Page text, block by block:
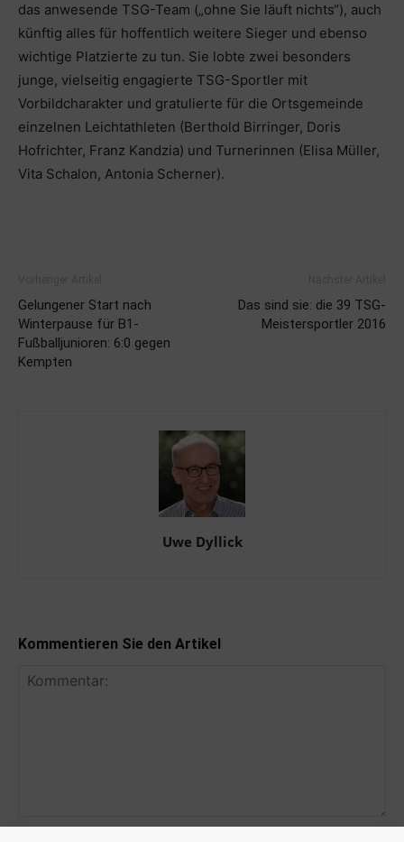
das anwesende TSG-Team („ohne Sie läuft nichts“), auch
künftig alles für hoffentlich weitere Sieger und ebenso
wichtige Platzierte zu tun. Sie lobte zwei besonders
junge, vielseitig engagierte TSG-Sportler mit
Vorbildcharakter und gratulierte für die Ortsgemeinde
einzelnen Leichtathleten (Berthold Birringer, Doris
Hofrichter, Franz Kandzia) und Turnerinnen (Elisa Müller,
Vita Schalon, Antonia Scherner).
Gelungener Start nach
Winterpause für B1-
Fußballjunioren: 6:0 gegen
Kempten
Das sind sie: die 39 TSG-
Meistersportler 2016
Uwe Dyllick
Kommentieren Sie den Artikel